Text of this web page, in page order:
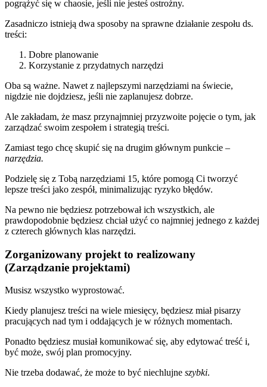
pogrążyć się w chaosie, jeśli nie jesteś ostrożny.
Zasadniczo istnieją dwa sposoby na sprawne działanie zespołu ds.
treści:
Dobre planowanie
Korzystanie z przydatnych narzędzi
Oba są ważne. Nawet z najlepszymi narzędziami na świecie,
nigdzie nie dojdziesz, jeśli nie zaplanujesz dobrze.
Ale zakładam, że masz przynajmniej przyzwoite pojęcie o tym, jak
zarządzać swoim zespołem i strategią treści.
Zamiast tego chcę skupić się na drugim głównym punkcie –
narzędzia.
Podzielę się z Tobą narzędziami 15, które pomogą Ci tworzyć
lepsze treści jako zespół, minimalizując ryzyko błędów.
Na pewno nie będziesz potrzebował ich wszystkich, ale
prawdopodobnie będziesz chciał użyć co najmniej jednego z każdej
z czterech głównych klas narzędzi.
Zorganizowany projekt to realizowany
(Zarządzanie projektami)
Musisz wszystko wyprostować.
Kiedy planujesz treści na wiele miesięcy, będziesz miał pisarzy
pracujących nad tym i oddających je w różnych momentach.
Ponadto będziesz musiał komunikować się, aby edytować treść i,
być może, swój plan promocyjny.
Nie trzeba dodawać, że może to być niechlujne szybki.